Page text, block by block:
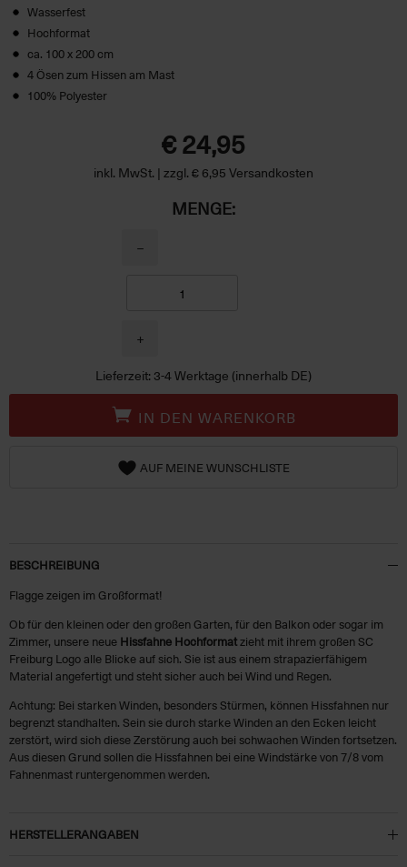
Wasserfest
Hochformat
ca. 100 x 200 cm
4 Ösen zum Hissen am Mast
100% Polyester
€ 24,95
inkl. MwSt. | zzgl. € 6,95 Versandkosten
MENGE:
−
+
Lieferzeit: 3-4 Werktage (innerhalb DE)
IN DEN WARENKORB
AUF MEINE WUNSCHLISTE
BESCHREIBUNG
Flagge zeigen im Großformat!
Ob für den kleinen oder den großen Garten, für den Balkon oder sogar im
Zimmer, unsere neue Hissfahne Hochformatzieht mit ihrem großen SC
Freiburg Logo alle Blicke auf sich. Sie ist aus einem strapazierfähigem
Material angefertigt und steht sicher auch bei Wind und Regen.
Achtung: Bei starken Winden, besonders Stürmen, können Hissfahnen nur
begrenzt standhalten. Sein sie durch starke Winden an den Ecken leicht
zerstört, wird sich diese Zerstörung auch bei schwachen Winden fortsetzen.
Aus diesen Grund sollen die Hissfahnen bei eine Windstärke von 7/8 vom
Fahnenmast runtergenommen werden.
HERSTELLERANGABEN